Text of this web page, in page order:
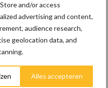
and/or access
advertising and content,
audience research,
geolocation data, and
Alles accepteren
tips om je voor te
mogelijke uitval van het
groeit door,
vlakt af